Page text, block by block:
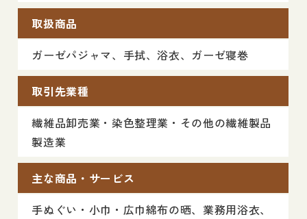
取扱商品
ガーゼパジャマ、手拭、浴衣、ガーゼ寝巻
取引先業種
繊維品卸売業・染色整理業・その他の繊維製品
製造業
主な商品・サービス
手ぬぐい・小巾・広巾綿布の晒、業務用浴衣、